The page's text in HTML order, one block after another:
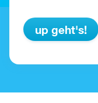
up geht's!